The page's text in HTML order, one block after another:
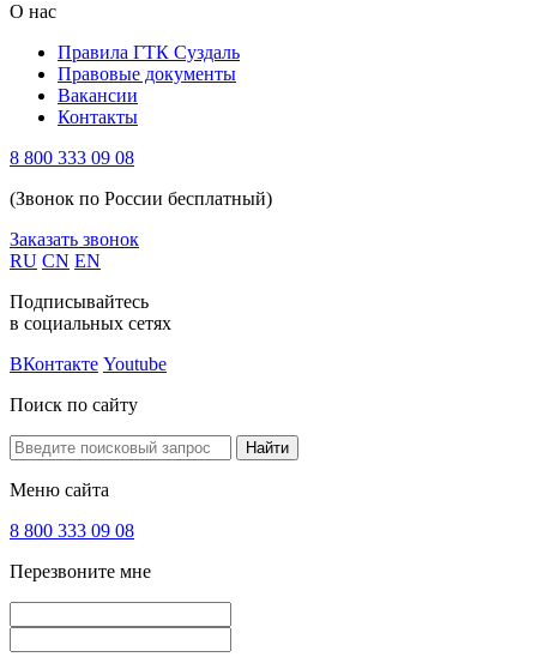
О нас
Правила ГТК Суздаль
Правовые документы
Вакансии
Контакты
8 800 333 09 08
(Звонок по России бесплатный)
Заказать звонок
RU CN EN
Подписывайтесь
в социальных сетях
ВКонтакте Youtube
Поиск по сайту
Найти
Меню сайта
8 800 333 09 08
Перезвоните мне